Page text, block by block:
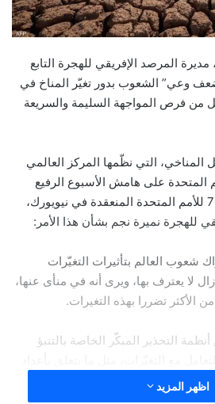
المرصد الإفريقي للهجرة التابع
وعي” الشعوب بدور تغيّر المناخ في
من فرص المواجهة السليمة والسريعة
المناخي، التي نظّمها المركز العالمي
المتحدة على هامش الأسبوع الرفيع
المستوى للجمعية العامة 78 للأمم المتحدة المنعقدة في نيويورك،
للهجرة نميرة نجم بشأن هذا الأمر:
شعوب العالم بتأثيرات التغيّرات
لا يعترف بها، ويرى أنه في منأى عنها،
تضررا بهذه التغيرات.
التحذير المبكّر الخاصة بالتنبؤ
وعدد من يمكن أن ينتقل منهم إلىاظهر المزيد